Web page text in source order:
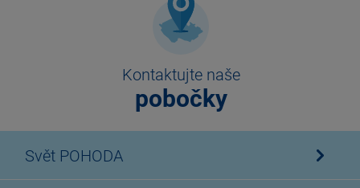
Kontaktujte naše
pobočky
Svět POHODA